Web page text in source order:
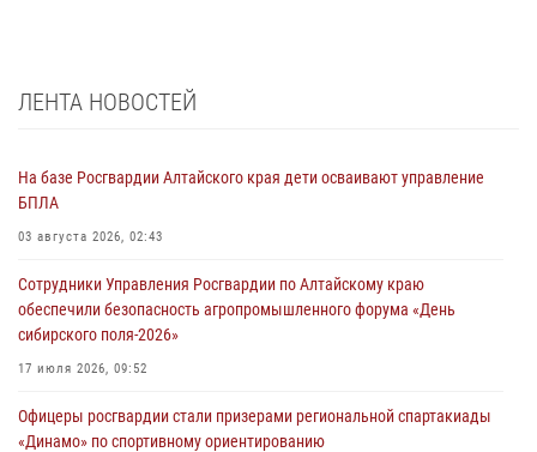
ЛЕНТА НОВОСТЕЙ
На базе Росгвардии Алтайского края дети осваивают управление
БПЛА
03 августа 2026, 02:43
Сотрудники Управления Росгвардии по Алтайскому краю
обеспечили безопасность агропромышленного форума «День
сибирского поля-2026»
17 июля 2026, 09:52
Офицеры росгвардии стали призерами региональной спартакиады
«Динамо» по спортивному ориентированию